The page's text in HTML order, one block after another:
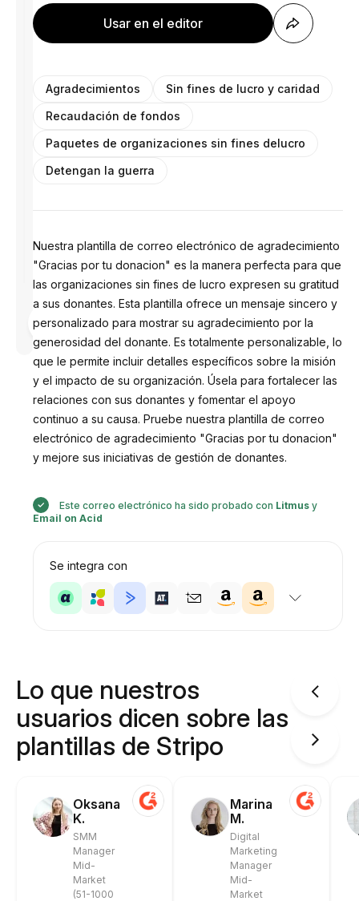
Diseñado
por
Usar en el editor
Agradecimientos
Sin fines de lucro y caridad
Recaudación de fondos
Paquetes de organizaciones sin fines delucro
Detengan la guerra
Nuestra plantilla de correo electrónico de agradecimiento
"Gracias por tu donacion" es la manera perfecta para que
las organizaciones sin fines de lucro expresen su gratitud
a sus donantes. Esta plantilla ofrece un mensaje sincero y
personalizado para mostrar su agradecimiento por la
generosidad del donante. Es totalmente personalizable, lo
que le permite incluir detalles específicos sobre la misión
y el impacto de su organización. Úsela para fortalecer las
relaciones con sus donantes y fomentar el apoyo
continuo a su causa. Pruebe nuestra plantilla de correo
electrónico de agradecimiento "Gracias por tu donacion"
y mejore sus iniciativas de gestión de donantes.
Este correo electrónico ha sido probado con Litmusy
Email on Acid
Se integra con
Lo que nuestros
usuarios dicen sobre las
plantillas de Stripo
Oksana
K.
SMM
Manager
Mid-
Market
(51-1000
Marina
M.
Digital
Marketing
Manager
Mid-
Market